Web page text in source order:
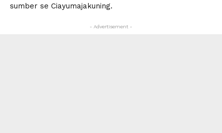
sumber se Ciayumajakuning.
- Advertisement -